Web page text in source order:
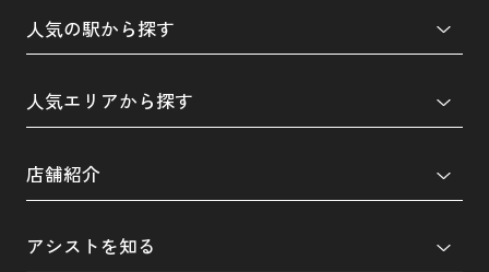
人気の駅から探す
人気エリアから探す
店舗紹介
アシストを知る